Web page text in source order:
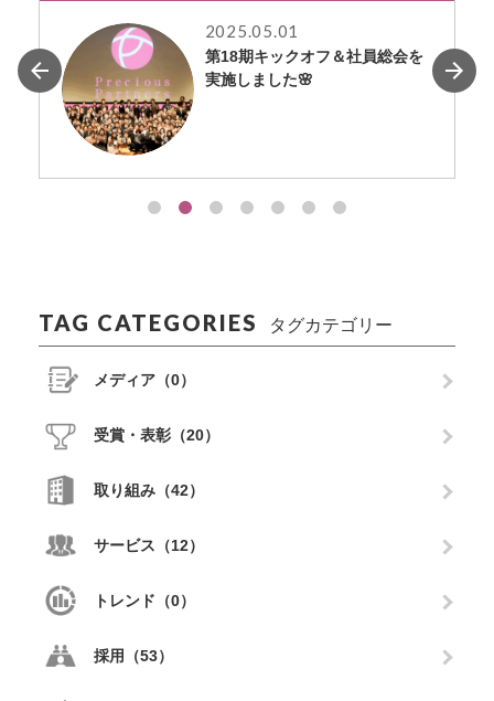
2025.05.01
第18期キックオフ＆社員総会を
実施しました🌸
TAG CATEGORIES タグカテゴリー
メディア（0）
受賞・表彰（20）
取り組み（42）
サービス（12）
トレンド（0）
採用（53）